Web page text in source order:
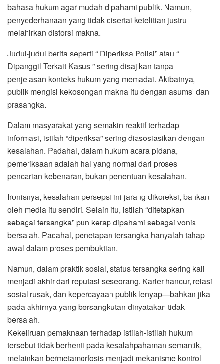
bahasa hukum agar mudah dipahami publik. Namun,
penyederhanaan yang tidak disertai ketelitian justru
melahirkan distorsi makna.
Judul-judul berita seperti “ Diperiksa Polisi” atau “
Dipanggil Terkait Kasus ” sering disajikan tanpa
penjelasan konteks hukum yang memadai. Akibatnya,
publik mengisi kekosongan makna itu dengan asumsi dan
prasangka.
Dalam masyarakat yang semakin reaktif terhadap
informasi, istilah “diperiksa” sering diasosiasikan dengan
kesalahan. Padahal, dalam hukum acara pidana,
pemeriksaan adalah hal yang normal dari proses
pencarian kebenaran, bukan penentuan kesalahan.
Ironisnya, kesalahan persepsi ini jarang dikoreksi, bahkan
oleh media itu sendiri. Selain itu, istilah “ditetapkan
sebagai tersangka” pun kerap dipahami sebagai vonis
bersalah. Padahal, penetapan tersangka hanyalah tahap
awal dalam proses pembuktian.
Namun, dalam praktik sosial, status tersangka sering kali
menjadi akhir dari reputasi seseorang. Karier hancur, relasi
sosial rusak, dan kepercayaan publik lenyap—bahkan jika
pada akhirnya yang bersangkutan dinyatakan tidak
bersalah.
Kekeliruan pemaknaan terhadap istilah-istilah hukum
tersebut tidak berhenti pada kesalahpahaman semantik,
melainkan bermetamorfosis menjadi mekanisme kontrol